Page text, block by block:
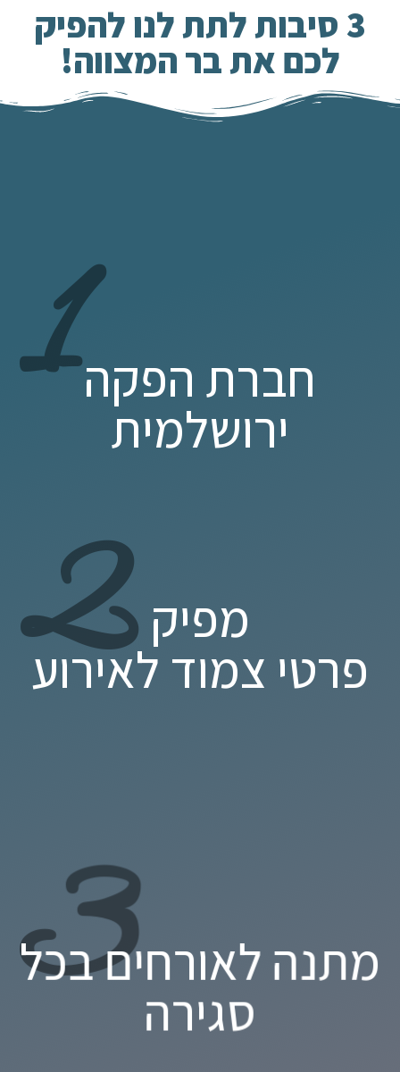
3 סיבות לתת לנו להפיק
לכם את בר המצווה!
1חברת הפקה
ירושלמית
2 מפיק
פרטי צמוד לאירוע
3
מתנה לאורחים בכל
סגירה